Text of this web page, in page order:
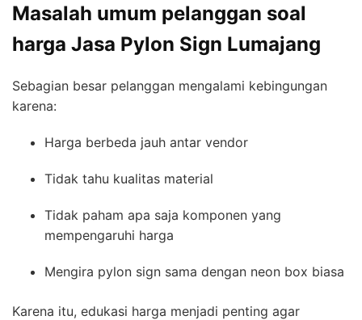
Masalah umum pelanggan soal
harga Jasa Pylon Sign Lumajang
Sebagian besar pelanggan mengalami kebingungan
karena:
Harga berbeda jauh antar vendor
Tidak tahu kualitas material
Tidak paham apa saja komponen yang
mempengaruhi harga
Mengira pylon sign sama dengan neon box biasa
Karena itu, edukasi harga menjadi penting agar